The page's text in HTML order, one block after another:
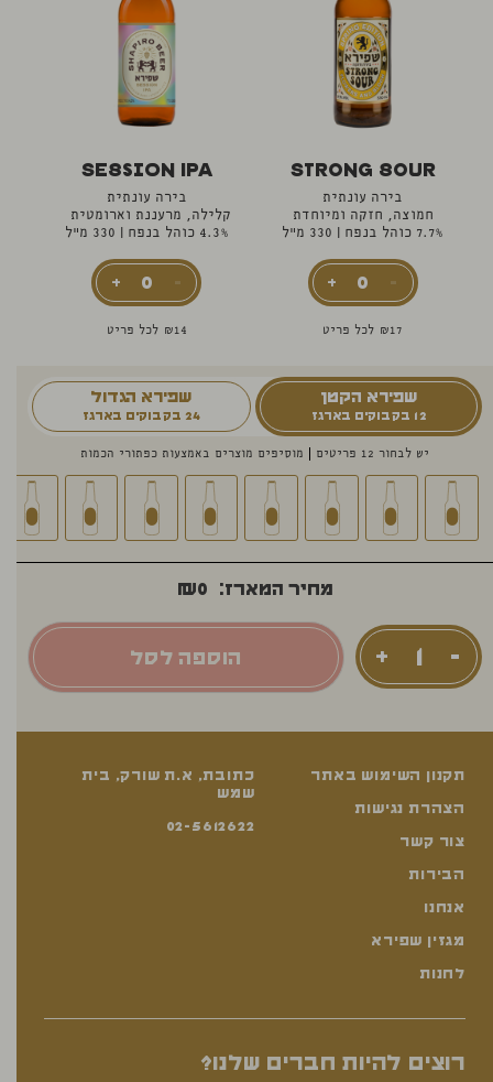
Strong Sour
בירה עונתית
חמוצה, חזקה ומיוחדת
7.7% כוהל בנפח
330 מ"ל
₪ 17 לכל פריט
Session IPA
בירה עונתית
קלילה, מרעננת וארומטית
4.3% כוהל בנפח
330 מ"ל
₪ 14 לכל פריט
שפירא הקטן
12 בקבוקים בארגז
שפירא הגדול
24 בקבוקים בארגז
יש לבחור 12 פריטים מוסיפים מוצרים באמצעות כפתורי הכמות
מחיר המארז: ₪0
הוספה לסל
תקנון השימוש באתר
הצהרת נגישות
צור קשר
כתובת, א.ת שורק, בית
שמש
02-5612622
הבירות
אנחנו
מגזין שפירא
לחנות
רוצים להיות חברים שלנו?